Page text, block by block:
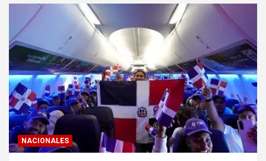
NACIONALES